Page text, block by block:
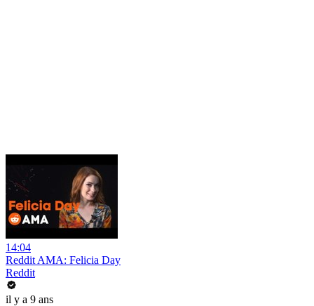
14:04
Reddit AMA: Felicia Day
Reddit
il y a 9 ans